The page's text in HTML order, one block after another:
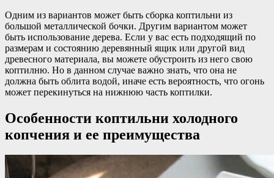
Одним из вариантов может быть сборка коптильни из
большой металлической бочки. Другим вариантом может
быть использование дерева. Если у вас есть подходящий по
размерам и состоянию деревянный ящик или другой вид
древесного материала, вы можете обустроить из него свою
коптилню. Но в данном случае важно знать, что она не
должна быть облита водой, иначе есть вероятность, что огонь
может перекинуться на нижнюю часть коптилки.
Особенности коптильни холодного
копчения и ее преимущества